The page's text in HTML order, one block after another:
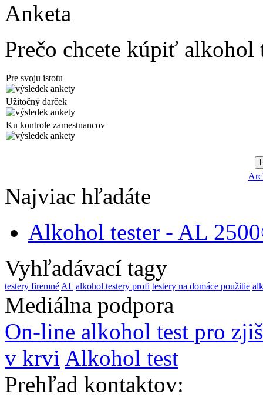
Anketa
Prečo chcete kúpiť alkohol
Pre svoju istotu
Užitočný darček
Ku kontrole zamestnancov
Najviac hľadáte
Alkohol tester - AL
Vyhľadávací tagy
testery firemné AL alkohol testery profi testery na domáce použitie
Mediálna podpora
On-line alkohol test pro
v krvi Alkohol test
Prehľad kontaktov: